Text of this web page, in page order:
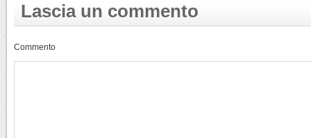
Lascia un commento
Commento